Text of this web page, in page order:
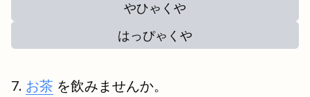
やひゃくや
はっぴゃくや
お茶 を飲みませんか。